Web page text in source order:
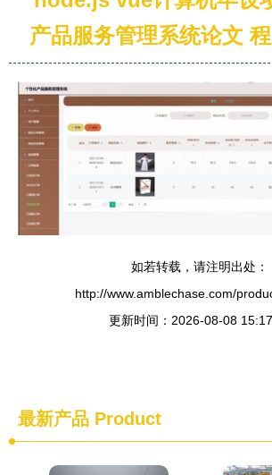
产品服务管理系统论文
如若转载，请注明出处：
http://www.amblechase.com/
更新时间：2026-08-08
最新产品 Product